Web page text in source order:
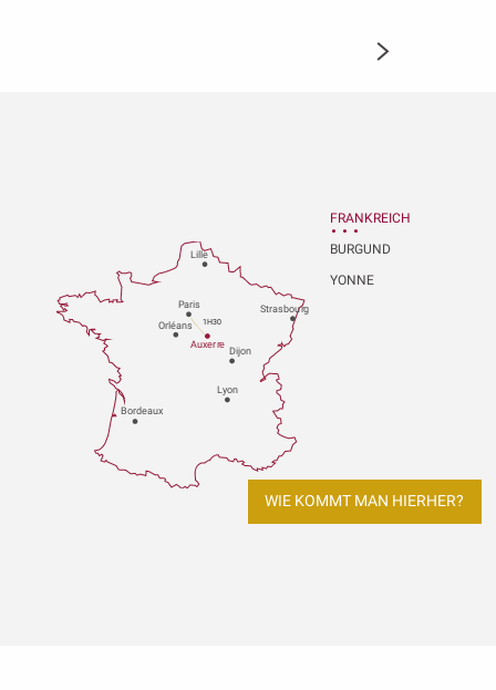
Paris
Dijon
Orléans
Bordeaux
Lyon
Auxerre
Strasbourg
Lille
1H30
FRANKREICH
BURGUND
YONNE
WIE KOMMT MAN HIERHER?